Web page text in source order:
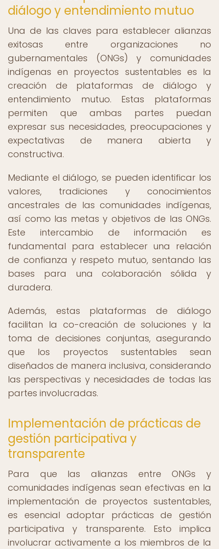
diálogo y entendimiento mutuo
Una de las claves para establecer alianzas
exitosas entre organizaciones no
gubernamentales (ONGs) y comunidades
indígenas en proyectos sustentables es la
creación de plataformas de diálogo y
entendimiento mutuo. Estas plataformas
permiten que ambas partes puedan
expresar sus necesidades, preocupaciones y
expectativas de manera abierta y
constructiva.
Mediante el diálogo, se pueden identificar los
valores, tradiciones y conocimientos
ancestrales de las comunidades indígenas,
así como las metas y objetivos de las ONGs.
Este intercambio de información es
fundamental para establecer una relación
de confianza y respeto mutuo, sentando las
bases para una colaboración sólida y
duradera.
Además, estas plataformas de diálogo
facilitan la co-creación de soluciones y la
toma de decisiones conjuntas, asegurando
que los proyectos sustentables sean
diseñados de manera inclusiva, considerando
las perspectivas y necesidades de todas las
partes involucradas.
Implementación de prácticas de
gestión participativa y
transparente
Para que las alianzas entre ONGs y
comunidades indígenas sean efectivas en la
implementación de proyectos sustentables,
es esencial adoptar prácticas de gestión
participativa y transparente. Esto implica
involucrar activamente a los miembros de la